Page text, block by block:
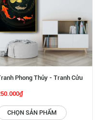
Phong Thủy - Tranh Cửu
Quần Hội SGP 442233
CHỌN SẢN PHẨM